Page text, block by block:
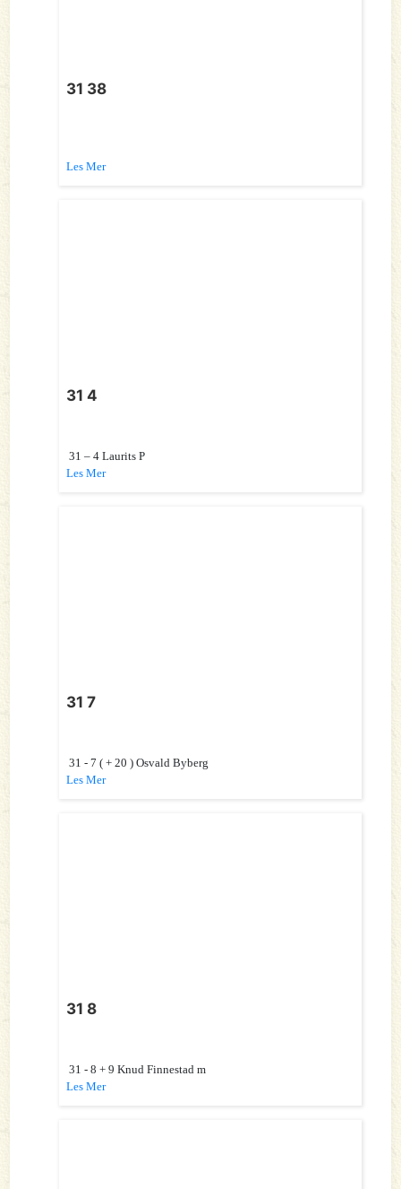
31 38
Les Mer
31 4
31 – 4 Laurits P
Les Mer
31 7
31 - 7 ( + 20 ) Osvald Byberg
Les Mer
31 8
31 - 8 + 9 Knud Finnestad m
Les Mer